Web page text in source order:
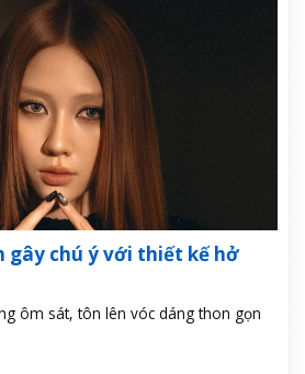
gây chú ý với thiết kế hở
ôm sát, tôn lên vóc dáng thon gọn